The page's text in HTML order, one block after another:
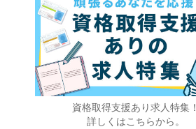
資格取得支援あり求人特集！
詳しくはこちらから。